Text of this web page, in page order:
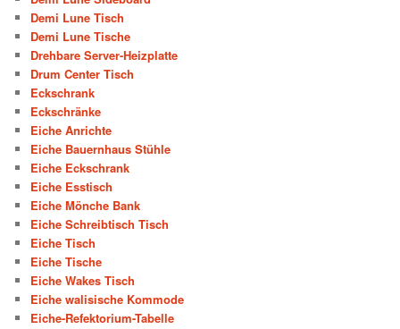
Demi Lune Tisch
Demi Lune Tische
Drehbare Server-Heizplatte
Drum Center Tisch
Eckschrank
Eckschränke
Eiche Anrichte
Eiche Bauernhaus Stühle
Eiche Eckschrank
Eiche Esstisch
Eiche Mönche Bank
Eiche Schreibtisch Tisch
Eiche Tisch
Eiche Tische
Eiche Wakes Tisch
Eiche walisische Kommode
Eiche-Refektorium-Tabelle